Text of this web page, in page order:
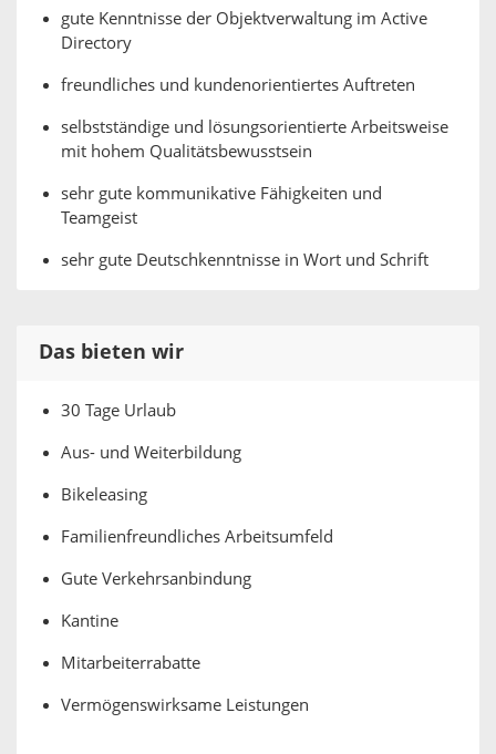
gute Kenntnisse der Objektverwaltung im Active
Directory
freundliches und kundenorientiertes Auftreten
selbstständige und lösungsorientierte Arbeitsweise
mit hohem Qualitätsbewusstsein
sehr gute kommunikative Fähigkeiten und
Teamgeist
sehr gute Deutschkenntnisse in Wort und Schrift
Das bieten wir
30 Tage Urlaub
Aus- und Weiterbildung
Bikeleasing
Familienfreundliches Arbeitsumfeld
Gute Verkehrsanbindung
Kantine
Mitarbeiterrabatte
Vermögenswirksame Leistungen